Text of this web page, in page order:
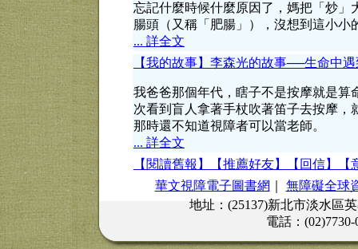
忘記什麼時候什麼原因了，媽把「炒
腸頭（又稱「肥腸」），沒想到這小小
... 詳全文
【我的故事】李森光的故事──生命中
我爸爸那個年代，瞎子不是按摩就是
次看到盲人拿著手杖吹著笛子去按摩
那時還不知道視障者可以當老師。
... 詳全文
【閱讀舊報】
【推薦好友】 【回信】
華文視障電子圖書網
無障礙全球
地址：(25137)新北市淡水區
電話：